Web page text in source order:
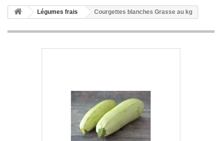
Légumes frais Courgettes blanches Grasse au kg